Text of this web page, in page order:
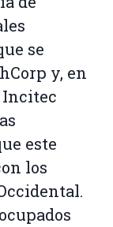
se
y, en
Incitec
este
los